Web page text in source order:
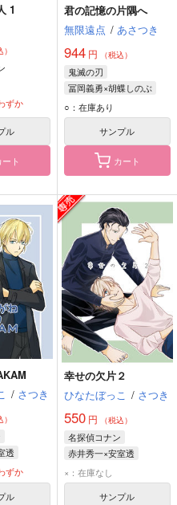
1
）
ずか
ル
ート
君の記憶の片隅へ
無限遠点 / あさつき
944円 （税込）
鬼滅の刃
冨岡義勇×胡蝶しのぶ
冨岡義勇
○：在庫あり
サンプル
カート
/ さつき
）
透
谷零
ずか
ル
幸せの欠片２
ひなたぼっこ / さつき
550円 （税込）
名探偵コナン
赤井秀一×安室透
降谷零
赤井秀一
×：在庫なし
サンプル